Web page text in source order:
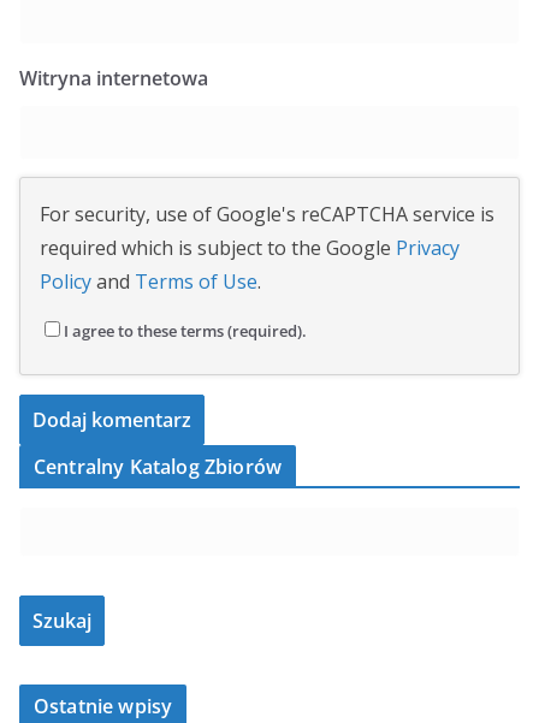
Witryna internetowa
For security, use of Google's reCAPTCHA service is
required which is subject to the Google Privacy
Policyand Terms of Use.
I agree to these terms (required).
Centralny Katalog Zbiorów
Ostatnie wpisy